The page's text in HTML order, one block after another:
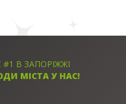
В ЗАПОРІЖЖІ
МІСТА У НАС!